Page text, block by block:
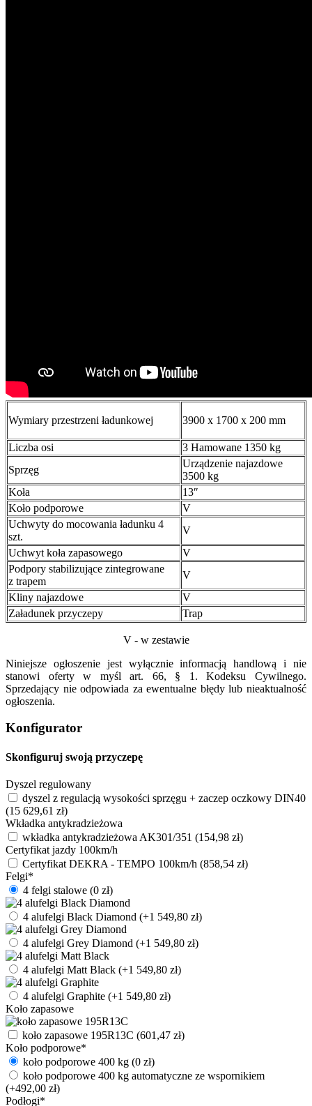
Wymiary przestrzeni ładunkowej 3900 x 1700 x 200 mm
Liczba osi
3 Hamowane 1350 kg
Sprzęg
Urządzenie najazdowe
3500 kg
Koła
13″
Koło podporowe
V
Uchwyty do mocowania ładunku 4
szt.
V
Uchwyt koła zapasowego
V
Podpory stabilizujące zintegrowane
z trapem
V
Kliny najazdowe
V
Załadunek przyczepy
Trap
V - w zestawie
Niniejsze ogłoszenie jest wyłącznie informacją handlową i nie
stanowi oferty w myśl art. 66, § 1. Kodeksu Cywilnego.
Sprzedający nie odpowiada za ewentualne błędy lub nieaktualność
ogłoszenia.
Konfigurator
Skonfiguruj swoją przyczepę
Dyszel regulowany
dyszel z regulacją wysokości sprzęgu + zaczep oczkowy DIN40
(15 629,61 zł)
Wkładka antykradzieżowa
wkładka antykradzieżowa AK301/351 (154,98 zł)
Certyfikat jazdy 100km/h
Certyfikat DEKRA - TEMPO 100km/h (858,54 zł)
Felgi*
4 felgi stalowe (0 zł)
4 alufelgi Black Diamond (+1 549,80 zł)
4 alufelgi Grey Diamond (+1 549,80 zł)
4 alufelgi Matt Black (+1 549,80 zł)
4 alufelgi Graphite (+1 549,80 zł)
Koło zapasowe
koło zapasowe 195R13C (601,47 zł)
Koło podporowe*
koło podporowe 400 kg (0 zł)
koło podporowe 400 kg automatyczne ze wspornikiem
(+492,00 zł)
Podłogi*